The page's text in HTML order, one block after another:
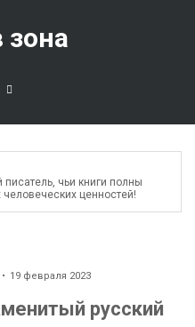
зона
чьи книги полны
ценностей!
19 февраля 2023
русский